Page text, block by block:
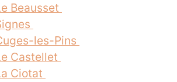
Beausset
les-Pins
Castellet
Ciotat